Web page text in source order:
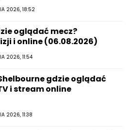
2026, 18:52
oglądać mecz?
i online (06.08.2026)
2026, 11:54
gdzie oglądać
i stream online
2026, 11:38